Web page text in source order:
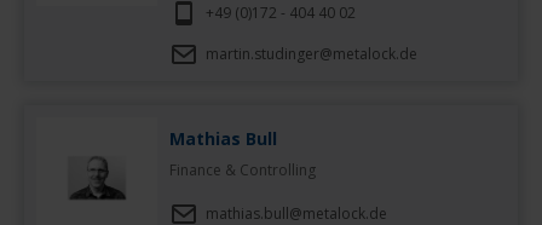
+49 (0)172 - 404 40 02
martin.studinger@metalock.de
Mathias Bull
Finance & Controlling
mathias.bull@metalock.de